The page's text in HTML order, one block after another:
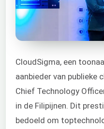
CloudSigma, een
aanbieder van publieke
Chief Technology
in de Filipijnen. Dit
bedoeld om